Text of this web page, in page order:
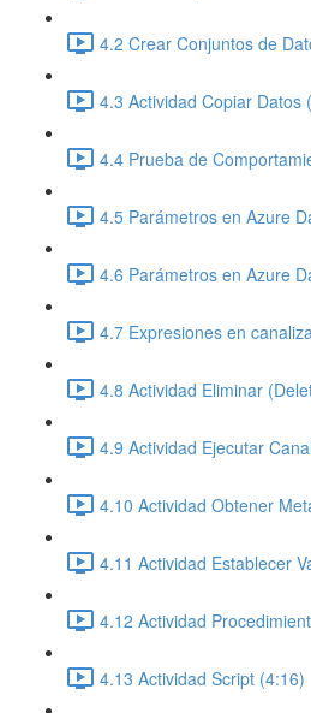
4.2 Crear Conjuntos de
4.3 Actividad Copiar Datos
4.4 Prueba de
4.5 Parámetros en Azure
4.6 Parámetros en Azure
4.7 Expresiones en
4.8 Actividad Eliminar
4.9 Actividad Ejecutar
4.10 Actividad Obtener
4.11 Actividad Establecer
4.12 Actividad
4.13 Actividad Script (4:16)